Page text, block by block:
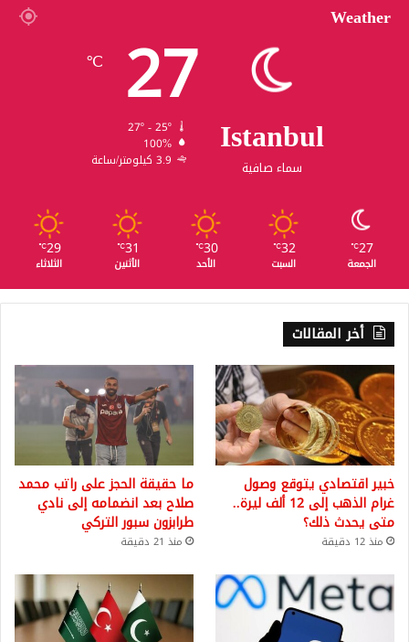
Weather
Istanbul
سماء صافية
27
℃
27º - 25º
100%
3.9 كيلومتر/ساعة
27
℃
الجمعة
32
℃
السبت
30
℃
الأحد
31
℃
الأثنين
29
℃
الثلاثاء
أخر المقالات
خبير اقتصادي يتوقع وصول
غرام الذهب إلى 12 ألف ليرة..
متى يحدث ذلك؟
منذ 12 دقيقة
ما حقيقة الحجز على راتب محمد
صلاح بعد انضمامه إلى نادي
طرابزون سبور التركي
منذ 21 دقيقة